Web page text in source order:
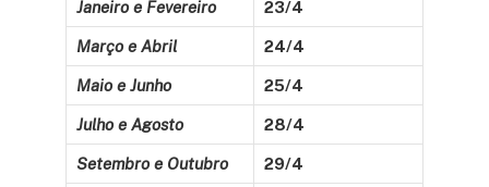
Janeiro e Fevereiro 23/4
Março e Abril 24/4
Maio e Junho 25/4
Julho e Agosto 28/4
Setembro e Outubro 29/4